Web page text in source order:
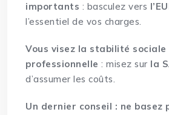
importants : basculez vers
l’essentiel de vos charges.
Vous visez la stabilité
professionnelle : misez sur la
d’assumer les coûts.
Un dernier conseil : ne basez